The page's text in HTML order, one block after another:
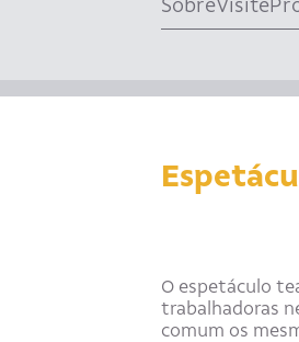
O espetáculo
trabalhadoras
comum os